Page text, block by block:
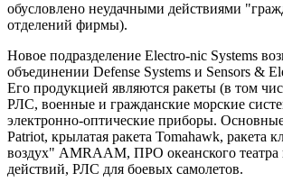
обусловлено неудачными действиями
отделений фирмы).
Новое подразделение Electro-nic Systems
объединении Defense Systems и Sensors &
Его продукцией являются ракеты (в том
РЛС, военные и гражданские морские
электронно-оптические приборы.
Patriot, крылатая ракета Tomahawk, ракета
воздух" AMRAAM, ПРО океанского
действий, РЛС для боевых самолетов.